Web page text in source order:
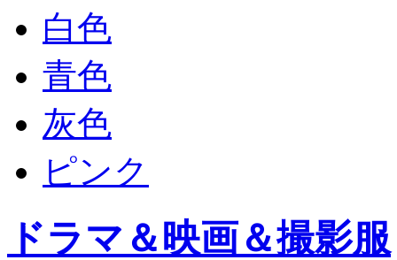
白色
青色
灰色
ピンク
ドラマ＆映画＆撮影服